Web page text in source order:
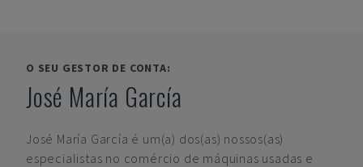
O SEU GESTOR DE CONTA:
José María García
José María García é um(a) dos(as) nossos(as)
especialistas no comércio de máquinas usadas e